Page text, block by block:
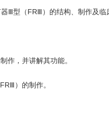
Ⅲ型（FRⅢ）的结构、制作及临
作，并讲解其功能。
）的制作。